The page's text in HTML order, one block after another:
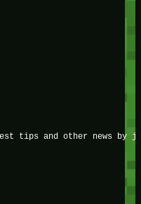
tips and other news by